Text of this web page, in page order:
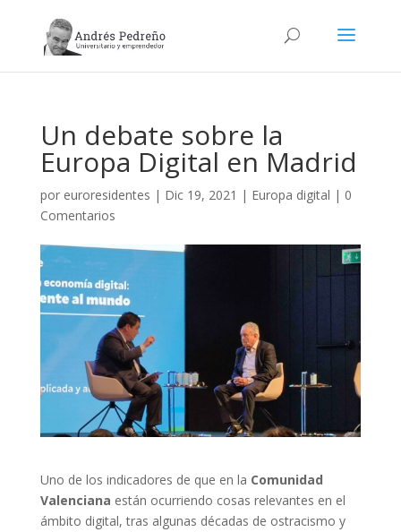
Un debate sobre la
Europa Digital en Madrid
por euroresidentes | Dic 19, 2021 | Europa digital | 0
Comentarios
Uno de los indicadores de que en la Comunidad
Valenciana están ocurriendo cosas relevantes en el
ámbito digital, tras algunas décadas de ostracismo y